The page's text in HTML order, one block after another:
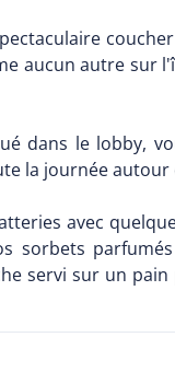
aucun autre sur
dans le lobby,
la journée autour
avec
sorbets
servi sur un